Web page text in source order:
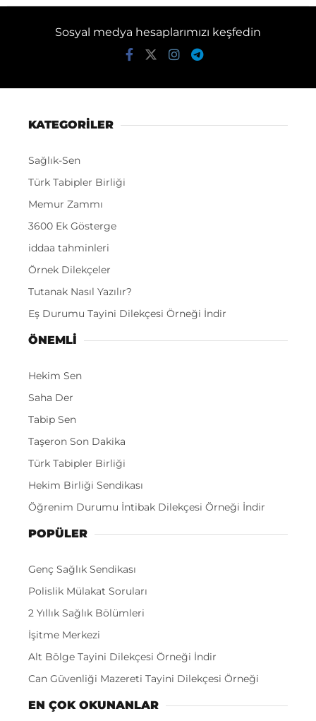
Sosyal medya hesaplarımızı keşfedin
KATEGORİLER
Sağlık-Sen
Türk Tabipler Birliği
Memur Zammı
3600 Ek Gösterge
iddaa tahminleri
Örnek Dilekçeler
Tutanak Nasıl Yazılır?
Eş Durumu Tayini Dilekçesi Örneği İndir
ÖNEMLI
Hekim Sen
Saha Der
Tabip Sen
Taşeron Son Dakika
Türk Tabipler Birliği
Hekim Birliği Sendikası
Öğrenim Durumu İntibak Dilekçesi Örneği İndir
POPÜLER
Genç Sağlık Sendikası
Polislik Mülakat Soruları
2 Yıllık Sağlık Bölümleri
İşitme Merkezi
Alt Bölge Tayini Dilekçesi Örneği İndir
Can Güvenliği Mazereti Tayini Dilekçesi Örneği
EN ÇOK OKUNANLAR